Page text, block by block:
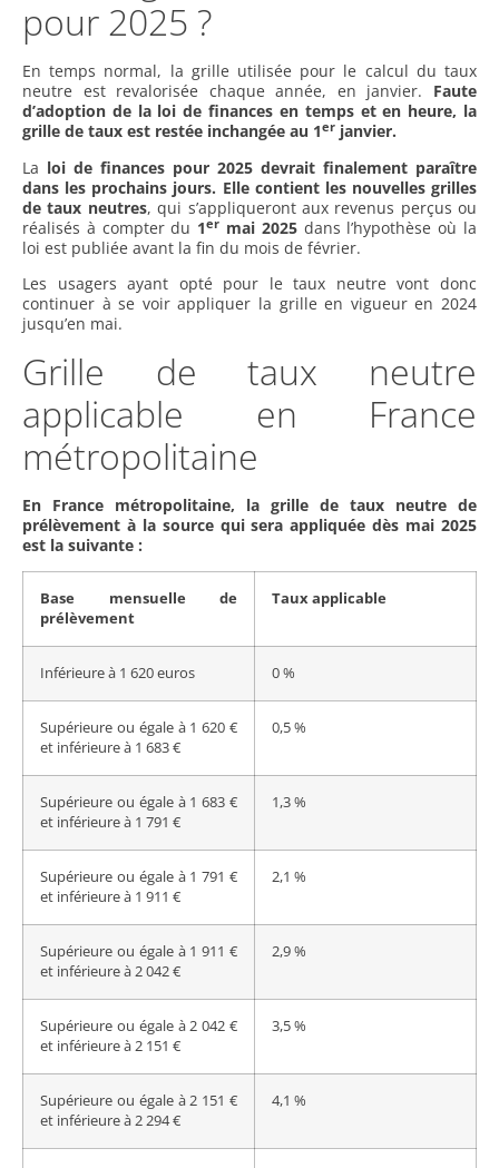
pour 2025 ?
En temps normal, la grille utilisée pour le calcul du taux
neutre est revalorisée chaque année, en janvier. Faute
d’adoption de la loi de finances en temps et en heure, la
grille de taux est restée inchangée au 1er janvier.
La loi de finances pour 2025 devrait finalement paraître
dans les prochains jours. Elle contient les nouvelles grilles
de taux neutres, qui s’appliqueront aux revenus perçus ou
réalisés à compter du 1er mai 2025dans l’hypothèse où la
loi est publiée avant la fin du mois de février.
Les usagers ayant opté pour le taux neutre vont donc
continuer à se voir appliquer la grille en vigueur en 2024
jusqu’en mai.
Grille de taux neutre
applicable en France
métropolitaine
En France métropolitaine, la grille de taux neutre de
prélèvement à la source qui sera appliquée dès mai 2025
est la suivante :
Base mensuelle de
prélèvement
Taux applicable
Inférieure à 1 620 euros 0 %
Supérieure ou égale à 1 620 €
et inférieure à 1 683 €
0,5 %
Supérieure ou égale à 1 683 €
et inférieure à 1 791 €
1,3 %
Supérieure ou égale à 1 791 €
et inférieure à 1 911 €
2,1 %
Supérieure ou égale à 1 911 €
et inférieure à 2 042 €
2,9 %
Supérieure ou égale à 2 042 €
et inférieure à 2 151 €
3,5 %
Supérieure ou égale à 2 151 €
et inférieure à 2 294 €
4,1 %